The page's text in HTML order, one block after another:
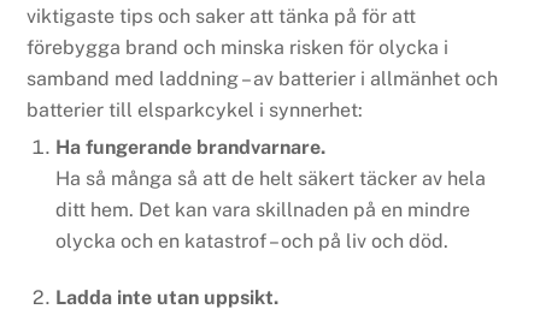
viktigaste tips och saker att tänka på för att
förebygga brand och minska risken för olycka i
samband med laddning – av batterier i allmänhet och
batterier till elsparkcykel i synnerhet:
Ha fungerande brandvarnare.
Ha så många så att de helt säkert täcker av hela
ditt hem. Det kan vara skillnaden på en mindre
olycka och en katastrof – och på liv och död.
Ladda inte utan uppsikt.